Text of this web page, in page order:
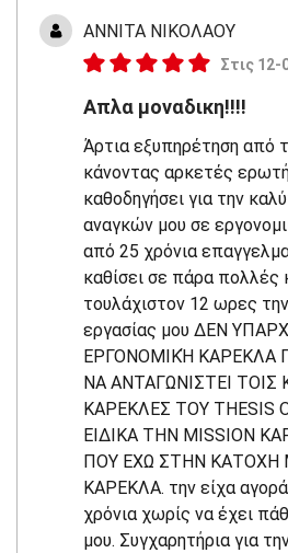
ΑΝΝΙΤΑ ΝΙΚΟΛΑΟΥ
Στις 12-
Απλα μοναδικη!!!!
Άρτια εξυπηρέτηση από
κάνοντας αρκετές
καθοδηγήσει για την
αναγκών μου σε
από 25 χρόνια
καθίσει σε πάρα πολλές
τουλάχιστον 12 ωρες
εργασίας μου ΔΕΝ
ΕΡΓΟΝΟΜΙΚΉ ΚΑΡΕΚΛΑ
ΝΑ ΑΝΤΑΓΩΝΙΣΤΕΙ
ΚΑΡΕΚΛΕΣ ΤΟΥ THESIS
ΕΙΔΙΚΑ ΤΗΝ MISSION
ΠΟΥ ΕΧΩ ΣΤΗΝ ΚΑΤΟΧΗ
ΚΑΡΕΚΛΑ. την είχα
χρόνια χωρίς να έχει
μου. Συγχαρητήρια για